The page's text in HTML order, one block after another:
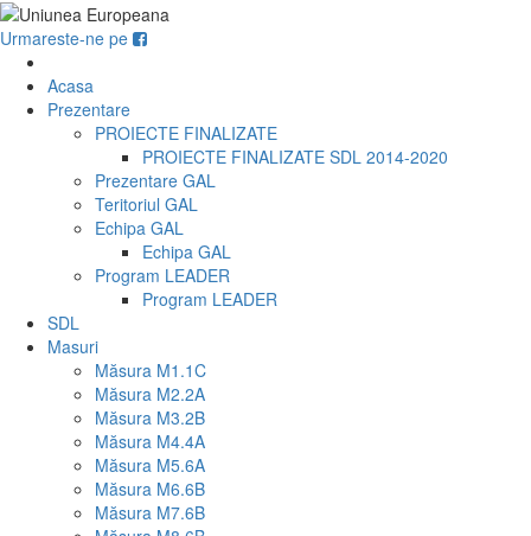
Urmareste-ne pe
Acasa
Prezentare
PROIECTE FINALIZATE
PROIECTE FINALIZATE SDL 2014-2020
Prezentare GAL
Teritoriul GAL
Echipa GAL
Echipa GAL
Program LEADER
Program LEADER
SDL
Masuri
Măsura M1.1C
Măsura M2.2A
Măsura M3.2B
Măsura M4.4A
Măsura M5.6A
Măsura M6.6B
Măsura M7.6B